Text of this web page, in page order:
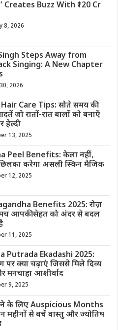
Creates Buzz With ₹120 Cr
8, 2026
Steps Away from
Singing: A New Chapter
2026
Care Tips: सोते समय की
जो रातों-रात बालों को बनाएँ
हेल्दी
13, 2025
Peel Benefits: केला नहीं,
करेगा असली स्किन मैजिक
12, 2025
Benefits 2025: रोज़
आपकी सेहत को अंदर से बदल
11, 2025
Putrada Ekadashi 2025:
पर क्या चढ़ाएं जिससे मिले दिव्य
मनचाहा आशीर्वाद
9, 2025
के लिए Auspicious Months
महीनों से बचें वास्तु और ज्योतिष